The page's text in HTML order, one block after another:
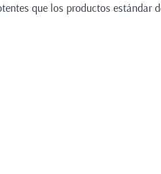
que los productos estándar